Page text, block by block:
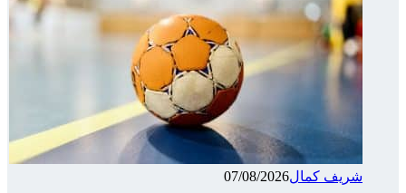
شريف كمال07/08/2026